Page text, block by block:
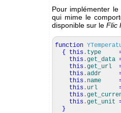
Pour implémenter
qui mime le
disponible sur le Flic
function
{ this . type
this .get_data
this .get_url
this .addr
this . name
this . url
this .
this .get_unit
}